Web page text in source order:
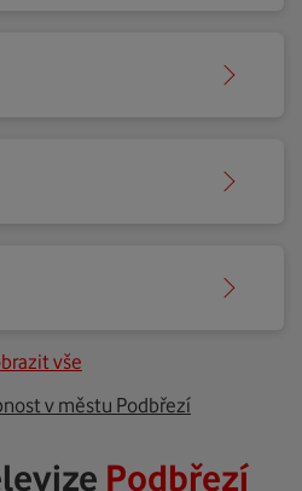
vše
v městu Podbřezí
Podbřezí